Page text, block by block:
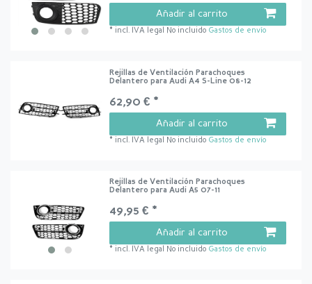
Añadir al carrito
* incl. IVA legal No incluido Gastos de envío
Rejillas de Ventilación Parachoques
Delantero para Audi A4 S-Line 08-12
62,90 € *
Añadir al carrito
* incl. IVA legal No incluido Gastos de envío
Rejillas de Ventilación Parachoques
Delantero para Audi A5 07-11
49,95 € *
Añadir al carrito
* incl. IVA legal No incluido Gastos de envío